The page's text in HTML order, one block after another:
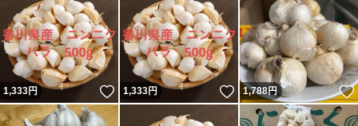
1,333円 いいね！
1,333円 いいね！
1,788円